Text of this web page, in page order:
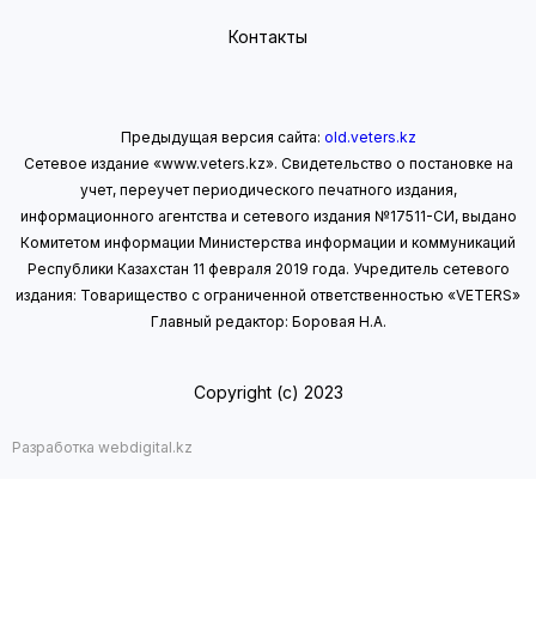
Контакты
Предыдущая версия сайта: old.veters.kz
Сетевое издание «www.veters.kz». Свидетельство о постановке на
учет, переучет периодического печатного издания,
информационного агентства и сетевого издания №17511-СИ, выдано
Комитетом информации Министерства информации и коммуникаций
Республики Казахстан 11 февраля 2019 года. Учредитель сетевого
издания: Товарищество с ограниченной ответственностью «VETERS»
Главный редактор: Боровая Н.А.
Copyright (с) 2023
Разработка webdigital.kz